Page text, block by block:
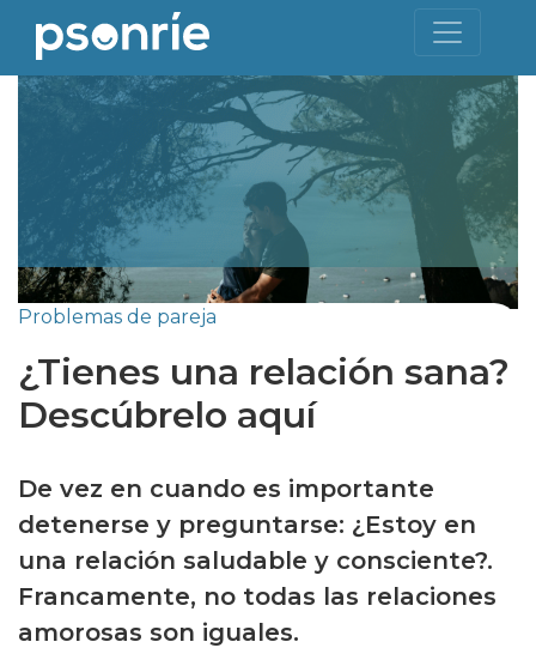
Problemas de pareja
¿Tienes una relación sana?
Descúbrelo aquí
De vez en cuando es importante
detenerse y preguntarse: ¿Estoy en
una relación saludable y consciente?.
Francamente, no todas las relaciones
amorosas son iguales.